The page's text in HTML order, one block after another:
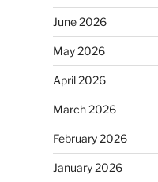
June 2026
May 2026
April 2026
March 2026
February 2026
January 2026